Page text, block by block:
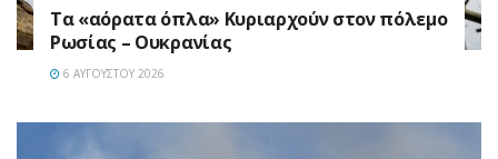
Τα «αόρατα όπλα» Κυριαρχούν στον πόλεμο
Ρωσίας – Ουκρανίας
6 ΑΥΓΟΎΣΤΟΥ 2026